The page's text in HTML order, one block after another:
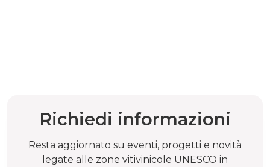
Richiedi informazioni
Resta aggiornato su eventi, progetti e novità
legate alle zone vitivinicole UNESCO in